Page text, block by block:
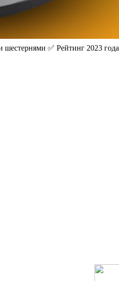
✅ Рейтинг 2023 года